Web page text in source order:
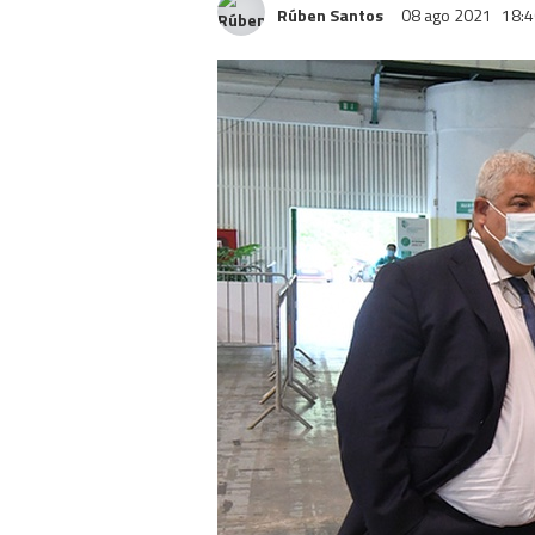
Rúben Santos 08 ago 2021